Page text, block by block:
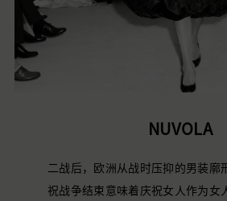
NUVOLA
二战后，欧洲从战时压抑的男装廓
祝战争结束意味着庆祝女人作为女